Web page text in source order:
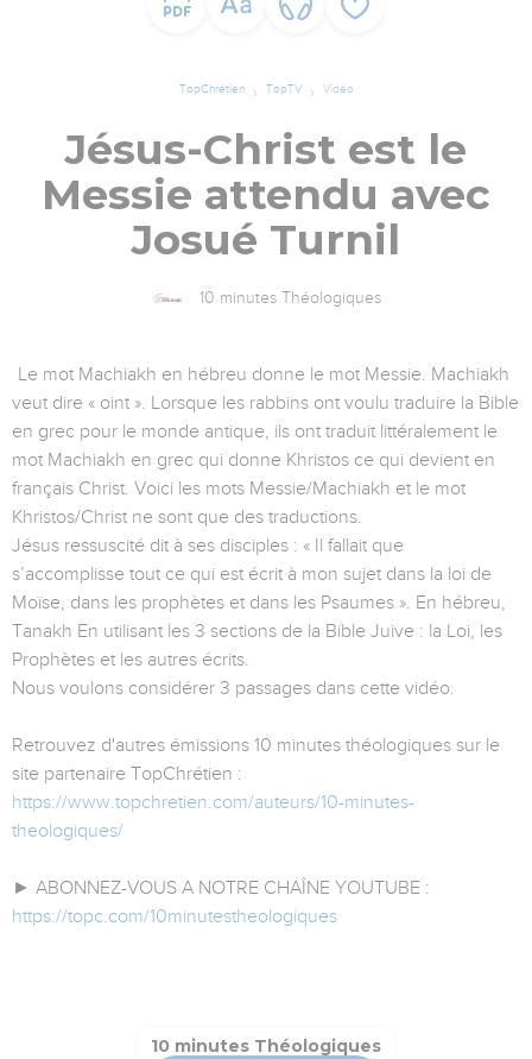
TopChrétien TopTV Vidéo
Jésus-Christ est le
Messie attendu avec
Josué Turnil
10 minutes Théologiques
Le mot Machiakh en hébreu donne le mot Messie. Machiakh
veut dire « oint ». Lorsque les rabbins ont voulu traduire la Bible
en grec pour le monde antique, ils ont traduit littéralement le
mot Machiakh en grec qui donne Khristos ce qui devient en
français Christ. Voici les mots Messie/Machiakh et le mot
Khristos/Christ ne sont que des traductions.
Jésus ressuscité dit à ses disciples : « Il fallait que
s’accomplisse tout ce qui est écrit à mon sujet dans la loi de
Moïse, dans les prophètes et dans les Psaumes ». En hébreu,
Tanakh En utilisant les 3 sections de la Bible Juive : la Loi, les
Prophètes et les autres écrits.
Nous voulons considérer 3 passages dans cette vidéo.
Retrouvez d'autres émissions 10 minutes théologiques sur le
site partenaire TopChrétien :
https://www.topchretien.com/auteurs/10-minutes-
theologiques/
► ABONNEZ-VOUS A NOTRE CHAÎNE YOUTUBE :
https://topc.com/10minutestheologiques
10 minutes Théologiques